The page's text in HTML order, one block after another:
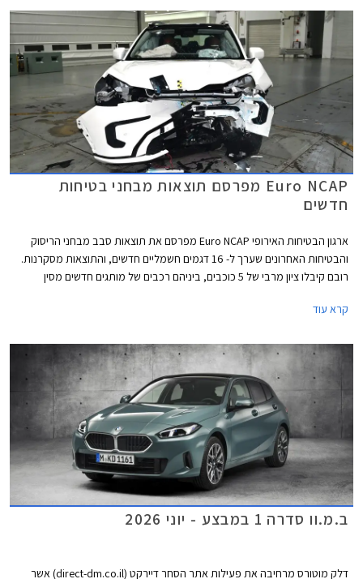
Euro NCAP מפרסם תוצאות מבחני בטיחות
חדשים
ארגון הבטיחות האירופי Euro NCAP מפרסם את תוצאות סבב מבחני הריסוק
והבטיחות האחרונים שערך ל- 16 דגמים חשמליים חדשים, והתוצאות מסקרנות.
רובם קיבלו ציון מרבי של 5 כוכבים, ביניהם רכבים של מותגים חדשים מסין
ציונים של 4 כוכבים וחלקם כמעט איבדו את הכוכב החמישי.
קרא עוד
ב.מ.וו סדרה 1 במבצע - יוני 2026
דלק מוטורס מרחיבה את פעילות אתר הסחר דיירקט (direct-dm.co.il) אשר